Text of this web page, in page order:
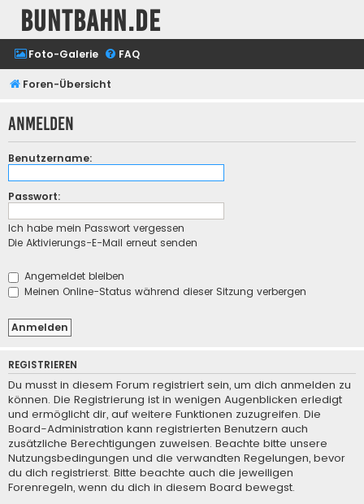
buntbahn.de
Foto-Galerie FAQ
Foren-Übersicht
Anmelden
Benutzername:
Passwort:
Ich habe mein Passwort vergessen
Die Aktivierungs-E-Mail erneut senden
Angemeldet bleiben
Meinen Online-Status während dieser Sitzung verbergen
REGISTRIEREN
Du musst in diesem Forum registriert sein, um dich anmelden zu
können. Die Registrierung ist in wenigen Augenblicken erledigt
und ermöglicht dir, auf weitere Funktionen zuzugreifen. Die
Board-Administration kann registrierten Benutzern auch
zusätzliche Berechtigungen zuweisen. Beachte bitte unsere
Nutzungsbedingungen und die verwandten Regelungen, bevor
du dich registrierst. Bitte beachte auch die jeweiligen
Forenregeln, wenn du dich in diesem Board bewegst.